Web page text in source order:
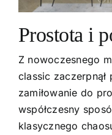
Prostota i
Z nowoczesnego
classic zaczerpnął
zamiłowanie do
współczesny
klasycznego